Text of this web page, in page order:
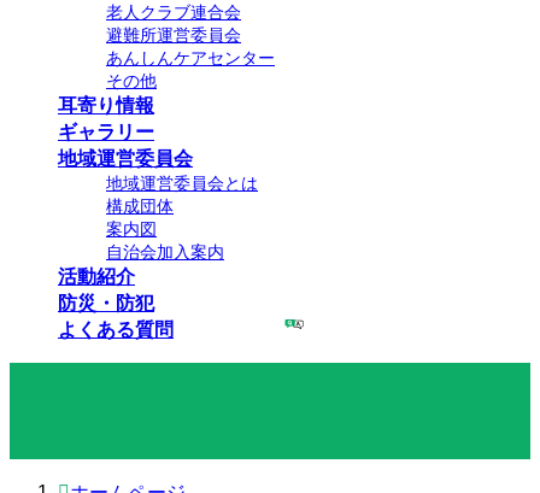
老人クラブ連合会
避難所運営委員会
あんしんケアセンター
その他
耳寄り情報
ギャラリー
地域運営委員会
地域運営委員会とは
構成団体
案内図
自治会加入案内
活動紹介
防災・防犯
よくある質問